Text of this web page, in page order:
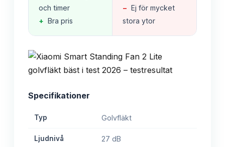
och timer
+ Bra pris
− Ej för mycket
stora ytor
Specifikationer
Typ Golvfläkt
Ljudnivå 27 dB